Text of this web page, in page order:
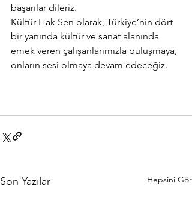
başarılar dileriz.
Kültür Hak Sen olarak, Türkiye’nin dört
bir yanında kültür ve sanat alanında
emek veren çalışanlarımızla buluşmaya,
onların sesi olmaya devam edeceğiz.
Son Yazılar Hepsini Gör